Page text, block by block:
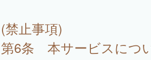
(禁止事項)
第6条 本サービスにつ